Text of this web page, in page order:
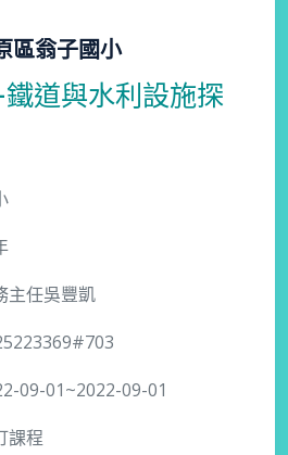
區翁子國小
道與水利設施探
主任吳豐凱
09-01~2022-09-01
課程